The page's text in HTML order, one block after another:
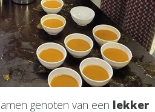
genoten van een lekker